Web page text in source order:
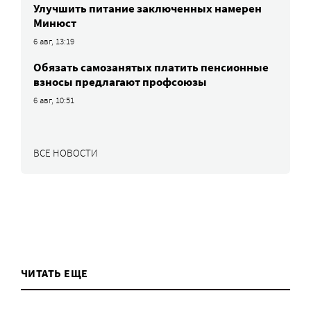
Улучшить питание заключенных намерен
Минюст
6 авг, 13:19
Обязать самозанятых платить пенсионные
взносы предлагают профсоюзы
6 авг, 10:51
ВСЕ НОВОСТИ
ЧИТАТЬ ЕЩЕ